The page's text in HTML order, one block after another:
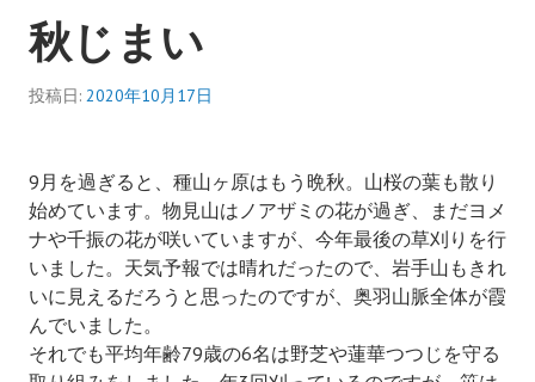
秋じまい
投稿日: 2020年10月17日
9月を過ぎると、種山ヶ原はもう晩秋。山桜の葉も散り
始めています。物見山はノアザミの花が過ぎ、まだヨメ
ナや千振の花が咲いていますが、今年最後の草刈りを行
いました。天気予報では晴れだったので、岩手山もきれ
いに見えるだろうと思ったのですが、奥羽山脈全体が霞
んでいました。
それでも平均年齢79歳の6名は野芝や蓮華つつじを守る